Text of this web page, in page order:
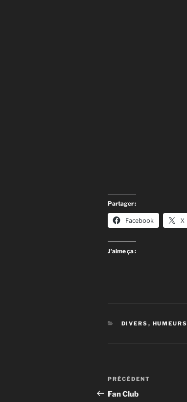
Partager :
Facebook X
J’aime ça :
CATÉGORIES
DIVERS , HUMEURS
Navigation
de
Article
précédent
PRÉCÉDENT
Fan Club